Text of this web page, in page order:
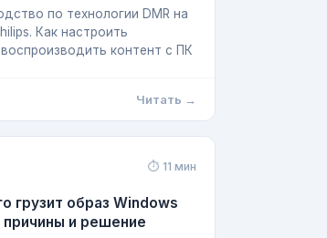
по технологии DMR на
Как настроить
контент с ПК
Читать →
⏱ 11 мин
грузит образ Windows
причины и решение